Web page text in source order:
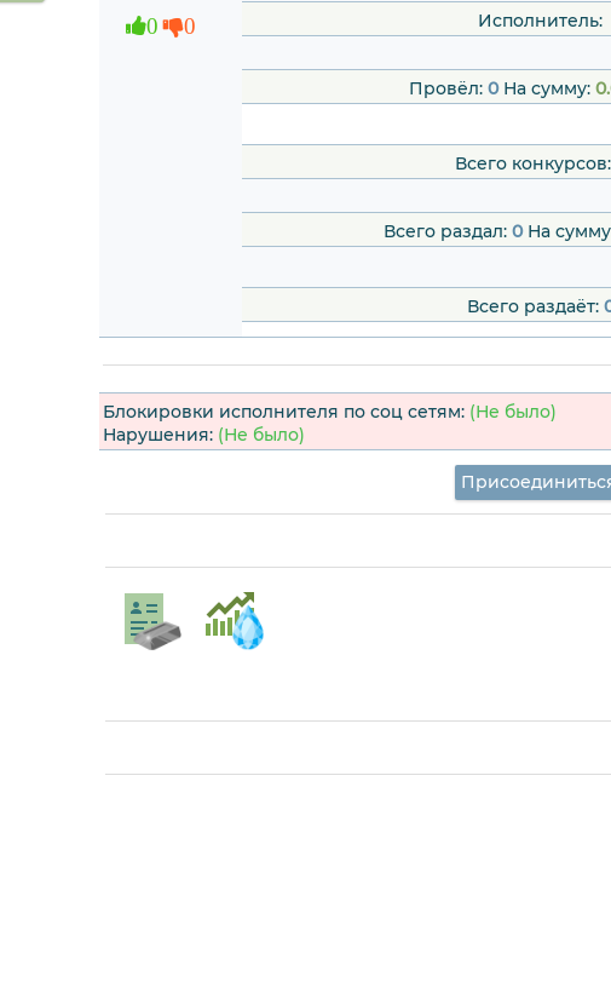
0 0
Исполнитель:
Провёл: 0На сумму:
Всего конкурсов:
Всего раздал: 0На
Всего раздаёт:
Блокировки исполнителя по соц сетям: (Не было)
Нарушения: (Не было)